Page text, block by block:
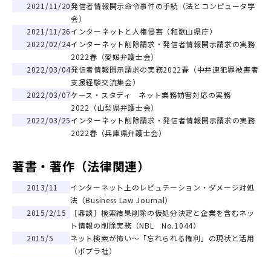
2021/11/20発信者情報開示命令事件の手続（法とコンピュータ学
会）
2021/11/26インターネットと人権侵害（和歌山県庁）
2022/02/24インターネット削除請求・発信者情報開示請求の実務
2022春（愛媛弁護士会）
2022/03/04発信者情報開⽰請求の実務2022春（中弁連犯罪被害者
支援経験交流集会）
2022/03/07ケース・スタディ ネット業務妨害対応の実務
2022（山梨県弁護士会）
2022/03/25インターネット削除請求・発信者情報開示請求の実務
2022春（兵庫県弁護士会）
著書・著作（法律関連）
2013/11
インターネット上のレピュテーション・ダメージ対処
法（Business Law Journal）
2015/2/15
［鼎談］検索結果削除の仮処分決定と企業を含むネッ
ト情報の削除実務（NBL No.1044）
2015/5
ネット検索が怖い～「忘れられる権利」の現状と活用
（ポプラ社）